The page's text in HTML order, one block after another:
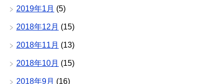
2019年1月 (5)
2018年12月 (15)
2018年11月 (13)
2018年10月 (15)
2018年9月 (16)